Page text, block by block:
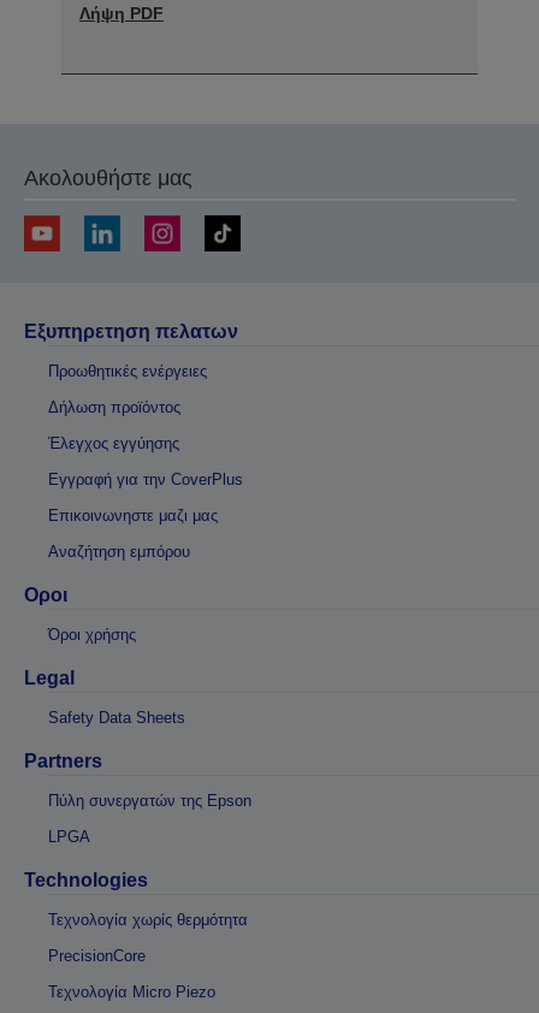
Λήψη PDF
Ακολουθήστε μας
Εξυπηρετηση πελατων
Προωθητικές ενέργειες
Δήλωση προϊόντος
Έλεγχος εγγύησης
Εγγραφή για την CoverPlus
Επικοινωνηστε μαζι μας
Αναζήτηση εμπόρου
Οροι
Όροι χρήσης
Legal
Safety Data Sheets
Partners
Πύλη συνεργατών της Epson
LPGA
Technologies
Τεχνολογία χωρίς θερμότητα
PrecisionCore
Τεχνολογία Micro Piezo